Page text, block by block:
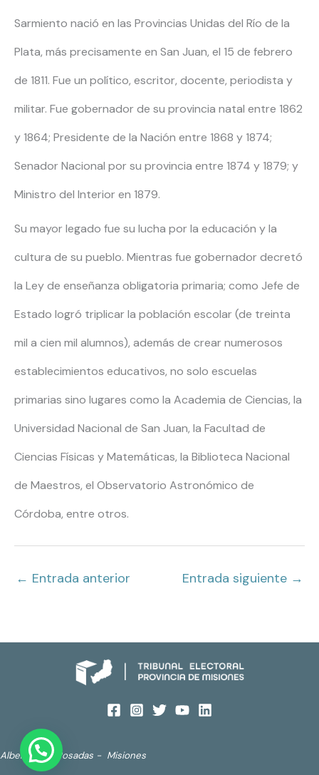
Sarmiento nació en las Provincias Unidas del Río de la
Plata, más precisamente en San Juan, el 15 de febrero
de 1811. Fue un político, escritor, docente, periodista y
militar. Fue gobernador de su provincia natal entre 1862
y 1864; Presidente de la Nación entre 1868 y 1874;
Senador Nacional por su provincia entre 1874 y 1879; y
Ministro del Interior en 1879.
Su mayor legado fue su lucha por la educación y la
cultura de su pueblo. Mientras fue gobernador decretó
la Ley de enseñanza obligatoria primaria; como Jefe de
Estado logró triplicar la población escolar (de treinta
mil a cien mil alumnos), además de crear numerosos
establecimientos educativos, no solo escuelas
primarias sino lugares como la Academia de Ciencias, la
Universidad Nacional de San Juan, la Facultad de
Ciencias Físicas y Matemáticas, la Biblioteca Nacional
de Maestros, el Observatorio Astronómico de
Córdoba, entre otros.
← Entrada anterior Entrada siguiente →
Alberdi 690. Posadas - Misiones